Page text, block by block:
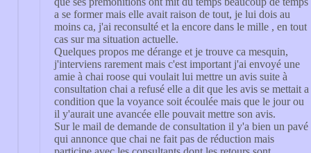
a se former mais elle avait raison de tout, je lui dois au
moins ca, j'ai reconsulté et la encore dans le mille , en tout
cas sur ma situation actuelle.
Quelques propos me dérange et je trouve ca mesquin,
j'interviens rarement mais c'est important j'ai envoyé une
amie à chai roose qui voulait lui mettre un avis suite à
consultation chai a refusé elle a dit que les avis se mettait a
condition que la voyance soit écoulée mais que le jour ou
il y'aurait une avancée elle pouvait mettre son avis.
Sur le mail de demande de consultation il y'a bien un pavé
qui annonce que chai ne fait pas de réduction mais